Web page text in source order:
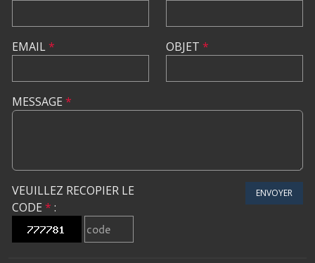
EMAIL* OBJET *
MESSAGE *
VEUILLEZ RECOPIER LE
CODE * :
ENVOYER